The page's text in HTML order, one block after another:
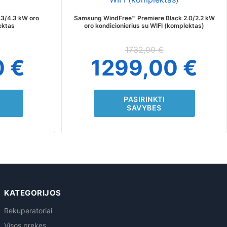
4.3 kW oro
€
Samsung WindFree™ Premiere Black 2.0/2.2 kW
oro kondicionierius su WIFI (komplektas)
1732,00€
1299,00 €
PASIRINKTI
SAVYBES
variants.
The
options
be
chosen
on
the
page
KATEGORIJOS
Rekuperatoriai
Visos prekes